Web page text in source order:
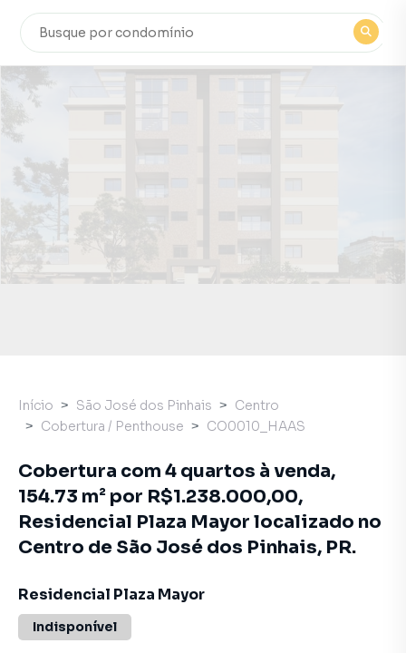
Início São José dos Pinhais
Centro
Cobertura / Penthouse
CO0010_HAAS
Cobertura com 4 quartos à venda,
154.73 m² por R$1.238.000,00,
Residencial Plaza Mayor localizado no
Centro de São José dos Pinhais, PR.
Residencial Plaza Mayor
Indisponível